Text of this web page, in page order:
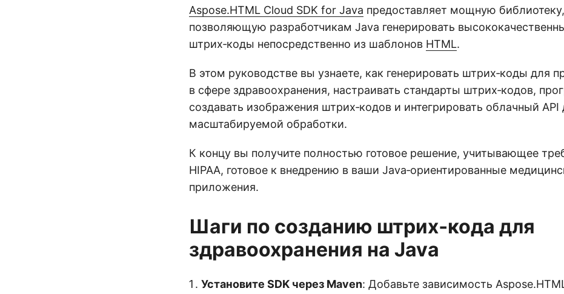
Aspose.HTML Cloud SDK for Java предоставляет мощную библиотеку,
позволяющую разработчикам Java генерировать
штрих‑коды непосредственно из шаблонов HTML.
В этом руководстве вы узнаете, как генерировать штрих‑коды для
в сфере здравоохранения, настраивать стандарты штрих‑кодов,
создавать изображения штрих‑кодов и интегрировать облачный API
масштабируемой обработки.
К концу вы получите полностью готовое решение, учитывающее
HIPAA, готовое к внедрению в ваши Java‑ориентированные
приложения.
Шаги по созданию штрих‑кода для
здравоохранения на Java
Установите SDK через Maven: Добавьте зависимость